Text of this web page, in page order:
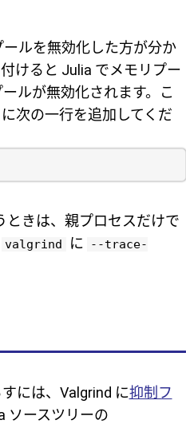
ールを無効化した方が分か
けると Julia でメモリプー
ルが無効化されます。こ
に次の一行を追加してくだ
ときは、親プロセスだけで
valgrind に
--trace-
には、Valgrind に抑制フ
ソースツリーの